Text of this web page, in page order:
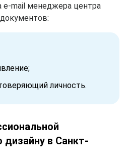
e-mail менеджера центра
личность.
дизайну в Санкт-